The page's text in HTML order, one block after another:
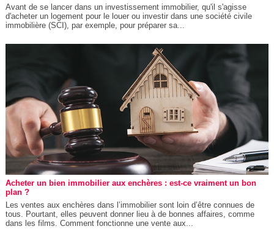
Avant de se lancer dans un investissement immobilier, qu'il s'agisse
d'acheter un logement pour le louer ou investir dans une société civile
immobilière (SCI), par exemple, pour préparer sa...
Acheter un bien immobilier aux enchères : est-ce vraiment un bon
plan ?
Les ventes aux enchères dans l’immobilier sont loin d’être connues de
tous. Pourtant, elles peuvent donner lieu à de bonnes affaires, comme
dans les films. Comment fonctionne une vente aux...